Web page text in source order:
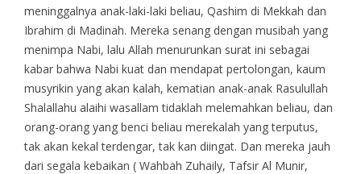
meninggalnya anak-laki-laki beliau, Qashim di Mekkah dan
Ibrahim di Madinah. Mereka senang dengan musibah yang
menimpa Nabi, lalu Allah menurunkan surat ini sebagai
kabar bahwa Nabi kuat dan mendapat pertolongan, kaum
musyrikin yang akan kalah, kematian anak-anak Rasulullah
Shalallahu alaihi wasallam tidaklah melemahkan beliau, dan
orang-orang yang benci beliau merekalah yang terputus,
tak akan kekal terdengar, tak kan diingat. Dan mereka jauh
dari segala kebaikan ( Wahbah Zuhaily, Tafsir Al Munir,